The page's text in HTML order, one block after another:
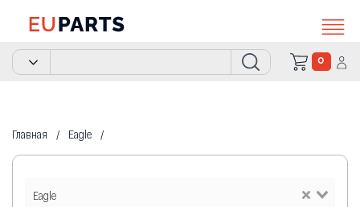
0
Главная Eagle
Eagle